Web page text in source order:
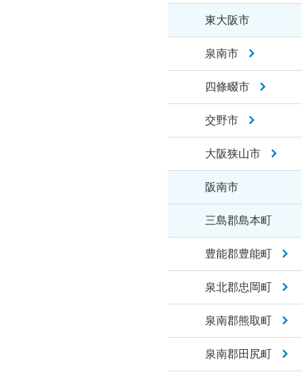
東大阪市
泉南市
四條畷市
交野市
大阪狭山市
阪南市
三島郡島本町
豊能郡豊能町
泉北郡忠岡町
泉南郡熊取町
泉南郡田尻町